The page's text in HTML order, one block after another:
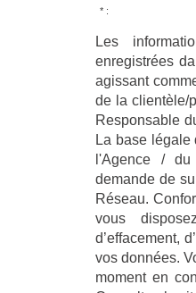
* :
Les
enregistrées
agissant
de la clientèle/
Responsable
La base légale
l'Agence / du
demande de
Réseau.
vous
d’effacement,
vos données.
moment en